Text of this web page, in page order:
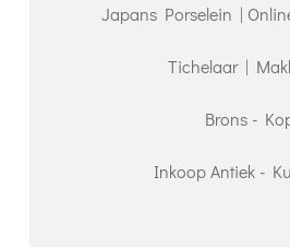
Japans Porselein |
Tichelaar |
Brons -
Inkoop Antiek -